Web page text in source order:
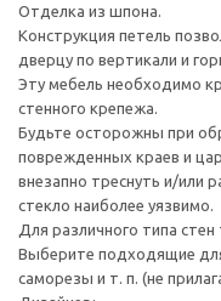
Отделка из шпона.
Конструкция петель
дверцу по вертикали и
Эту мебель необходимо
стенного крепежа.
Будьте осторожны при
поврежденных краев и
внезапно треснуть и/или
стекло наиболее уязвимо.
Для различного типа
Выберите подходящие
саморезы и т. п. (не